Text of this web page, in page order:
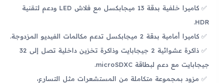
كاميرا خلفية بدقة 13 ميجابكسل مع فلاش LED ودعم لتقنية
HDR.
كاميرا أمامية بدقة 2 ميجابكسل تدعم مكالمات الفيديو المزدوجة.
ذاكرة عشوائية 2 جيجابايت وذاكرة تخزين داخلية تصل إلى 32
جيجابايت مع دعم لبطاقة microSDXC.
مزود بمجموعة متكاملة من المستشعرات مثل التسارع،